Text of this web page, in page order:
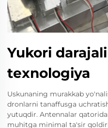
Yukori
texnologiya
Uskunaning murakkab
dronlarni tanaffusga
yutuqdir. Antennalar
muhitga minimal ta'sir